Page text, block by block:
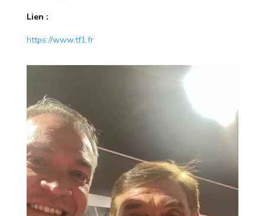
Lien :
https://www.tf1.fr